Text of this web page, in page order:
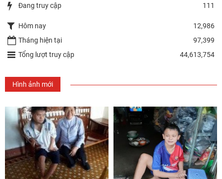
Đang truy cập 111
Hôm nay
12,986
Tháng hiện tại
97,399
Tổng lượt truy cập
44,613,754
Hình ảnh mới